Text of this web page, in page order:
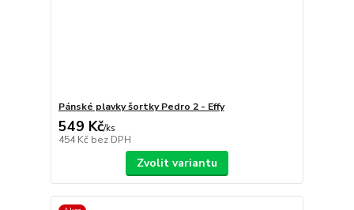
Pánské plavky šortky Pedro 2 - Effy
549 Kč/ks
454 Kč bez DPH
Zvolit variantu